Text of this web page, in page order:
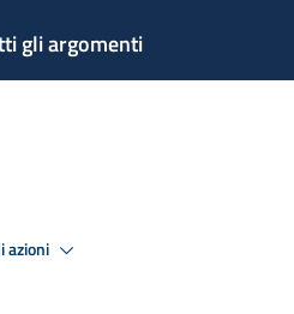
gli argomenti
azioni